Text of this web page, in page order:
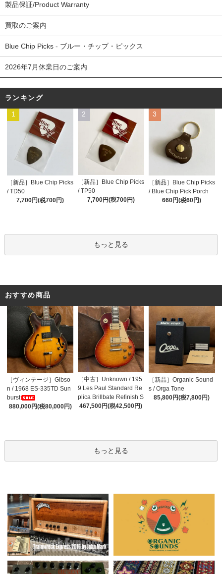
製品保証/Product Warranty
買取のご案内
Blue Chip Picks - ブルー・チップ・ピックス
2026年7月休業日のご案内
ランキング
1
［新品］Blue Chip Picks
/ TD50
7,700円(税700円)
2
［新品］Blue Chip Picks
/ TP50
7,700円(税700円)
3
［新品］Blue Chip Picks
/ Blue Chip Pick Porch
660円(税60円)
もっと見る
おすすめ商品
［ヴィンテージ］Gibso
n / 1968 ES-335TD Sun
burst
880,000円(税80,000円)
［中古］Unknown / 195
9 Les Paul Standard Re
plica Brillbate Refinish S
unburst Top
467,500円(税42,500円)
［新品］Organic Sound
s / Orga Tone
85,800円(税7,800円)
もっと見る